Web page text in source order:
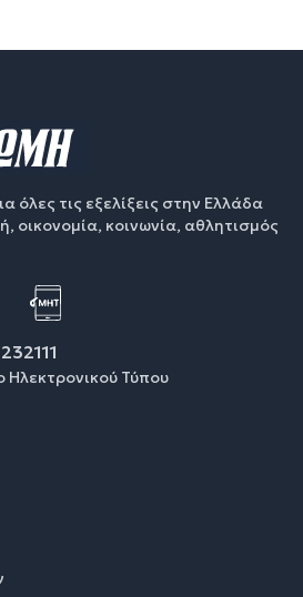
όλες τις εξελίξεις στην Ελλάδα
οικονομία, κοινωνία, αθλητισμός
Τύπου